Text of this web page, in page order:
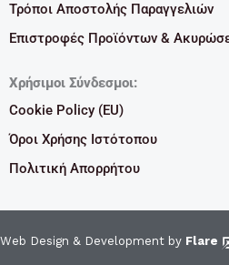
Τρόποι Αποστολής Παραγγελιών
Επιστροφές Προϊόντων &
Χρήσιμοι Σύνδεσμοι:
Cookie Policy (EU)
Όροι Χρήσης Ιστότοπου
Πολιτική Απορρήτου
Web Design & Development by Flare